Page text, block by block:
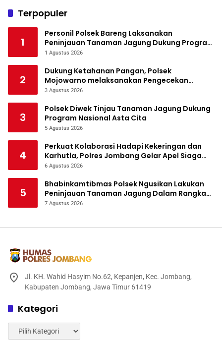
Terpopuler
1
Personil Polsek Bareng Laksanakan
Peninjauan Tanaman Jagung Dukung Program
Ketahanan Pangan
1 Agustus 2026
2
Dukung Ketahanan Pangan, Polsek
Mojowarno melaksanakan Pengecekan
Tanaman Jagung
3 Agustus 2026
3
Polsek Diwek Tinjau Tanaman Jagung Dukung
Program Nasional Asta Cita
5 Agustus 2026
4
Perkuat Kolaborasi Hadapi Kekeringan dan
Karhutla, Polres Jombang Gelar Apel Siaga
Bencana
6 Agustus 2026
5
Bhabinkamtibmas Polsek Ngusikan Lakukan
Peninjauan Tanaman Jagung Dalam Rangka
Mendukung Ketahanan Pangan
7 Agustus 2026
Jl. KH. Wahid Hasyim No.62, Kepanjen, Kec. Jombang,
Kabupaten Jombang, Jawa Timur 61419
Kategori
Kategori